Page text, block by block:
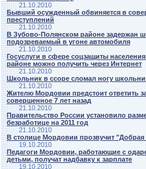
21.10.2010
Бывший осужденный обвиняется в
преступлений
21.10.2010
В Зубово-Полянском районе задержан
подозреваемый в угоне автомобиля
21.10.2010
Госуслуги в сфере соцзащиты
районе можно получить через Интернет
21.10.2010
Школьник в ссоре сломал ногу
21.10.2010
Жителю Мордовии предстоит ответить
совершенное 7 лет назад
21.10.2010
Правительство России установило
безработице на 2011 год
21.10.2010
В столице Мордовии прозвучит "Добрая
19.10.2010
Педагоги Мордовии, работающие с
детьми, получат надбавку к зарплате
19.10.2010